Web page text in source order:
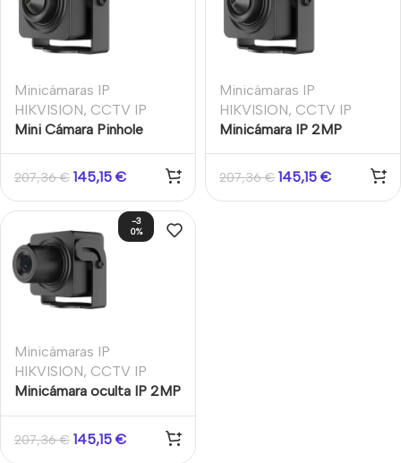
Minicámaras IP
HIKVISION, CCTV IP
Mini Cámara Pinhole
207,36€ 145,15 €
Minicámaras IP
HIKVISION, CCTV IP
Minicámara IP 2MP
inteligentes WDR120
Hikvision
207,36€ 145,15 €
-3
0%
Minicámaras IP
HIKVISION, CCTV IP
Minicámara oculta IP 2MP
3D DNR Funciones
inteligentes E/S Audio
207,36€ 145,15 €